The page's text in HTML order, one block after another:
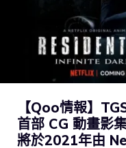
【Qoo情報】
首部 CG 動畫影
將於2021年由